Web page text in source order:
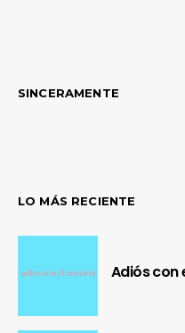
SINCERAMENTE
LO MÁS RECIENTE
Adiós con